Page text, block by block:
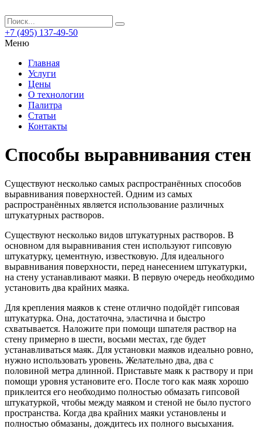
+7 (495) 137-49-50
Меню
Главная
Услуги
Цены
О технологии
Палитра
Статьи
Контакты
Способы выравнивания стен
Существуют несколько самых распространённых способов
выравнивания поверхностей. Одним из самых
распространённых является использование различных
штукатурных растворов.
Существуют несколько видов штукатурных растворов. В
основном для выравнивания стен используют гипсовую
штукатурку, цементную, известковую. Для идеального
выравнивания поверхности, перед нанесением штукатурки,
на стену устанавливают маяки. В первую очередь необходимо
установить два крайних маяка.
Для крепления маяков к стене отлично подойдёт гипсовая
штукатурка. Она, достаточна, эластична и быстро
схватывается. Наложите при помощи шпателя раствор на
стену примерно в шести, восьми местах, где будет
устанавливаться маяк. Для установки маяков идеально ровно,
нужно использовать уровень. Желательно два, два с
половиной метра длинной. Приставьте маяк к раствору и при
помощи уровня установите его. После того как маяк хорошо
приклеится его необходимо полностью обмазать гипсовой
штукатуркой, чтобы между маяком и стеной не было пустого
пространства. Когда два крайних маяки установлены и
полностью обмазаны, дождитесь их полного высыхания.